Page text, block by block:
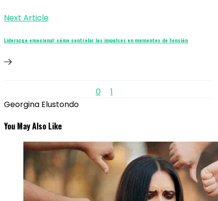
Next Article
Liderazgo emocional: cómo controlar los impulsos en momentos de tensión
0
1
Georgina Elustondo
You May Also Like